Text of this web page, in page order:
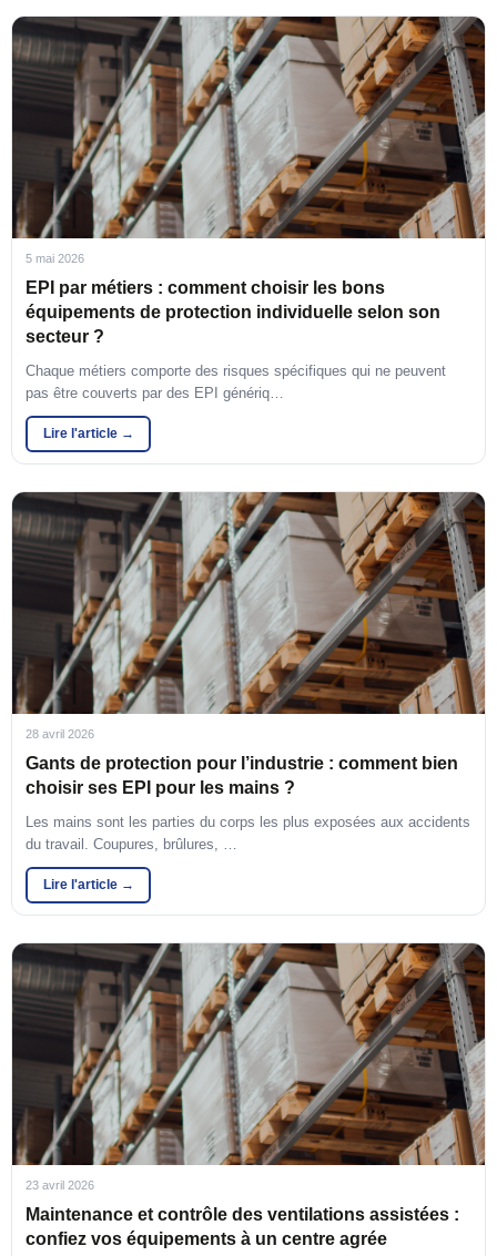
5 mai 2026
EPI par métiers : comment choisir les bons
équipements de protection individuelle selon son
secteur ?
Chaque métiers comporte des risques spécifiques qui ne peuvent
pas être couverts par des EPI génériq…
Lire l'article →
28 avril 2026
Gants de protection pour l’industrie : comment bien
choisir ses EPI pour les mains ?
Les mains sont les parties du corps les plus exposées aux accidents
du travail. Coupures, brûlures, …
Lire l'article →
23 avril 2026
Maintenance et contrôle des ventilations assistées :
confiez vos équipements à un centre agrée